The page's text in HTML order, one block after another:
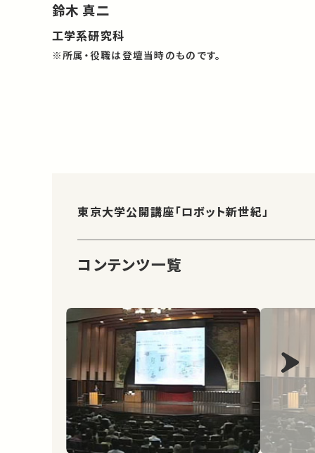
鈴木 真二
工学系研究科
※所属・役職は登壇当時のものです。
東京大学公開講座「ロボット新世紀」
コンテンツ一覧